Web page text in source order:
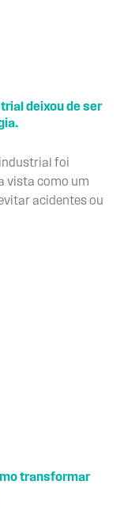
deixou de ser
foi
vista como um
acidentes ou
transformar